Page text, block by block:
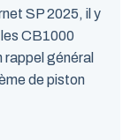
SP 2025, il y
CB1000
rappel général
de piston